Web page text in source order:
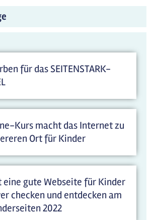
für das SEITENSTARK-
Kurs macht das Internet zu
Ort für Kinder
eine gute Webseite für Kinder
checken und entdecken am
2022